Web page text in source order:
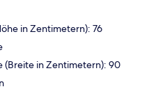
in Zentimetern): 76
(Breite in Zentimetern): 90